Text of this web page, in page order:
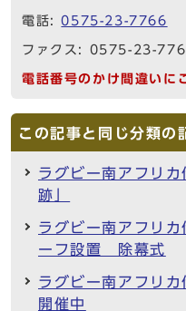
電話:0575-23-7766
ファクス: 0575-23-
電話番号のかけ間違いに
この記事と同じ分類の
ラグビー南アフリ
跡」
ラグビー南アフリ
ーフ設置 除幕式
ラグビー南アフリ
開催中